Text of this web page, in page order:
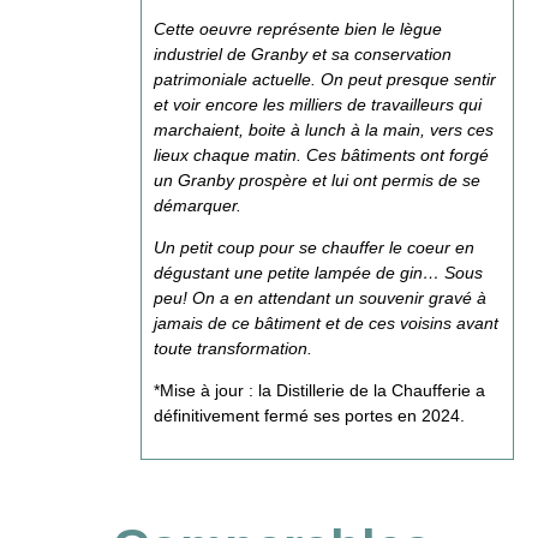
Cette oeuvre représente bien le lègue
industriel de Granby et sa conservation
patrimoniale actuelle. On peut presque sentir
et voir encore les milliers de travailleurs qui
marchaient, boite à lunch à la main, vers ces
lieux chaque matin. Ces bâtiments ont forgé
un Granby prospère et lui ont permis de se
démarquer.
Un petit coup pour se chauffer le coeur en
dégustant une petite lampée de gin… Sous
peu! On a en attendant un souvenir gravé à
jamais de ce bâtiment et de ces voisins avant
toute transformation.
*Mise à jour : la Distillerie de la Chaufferie a
définitivement fermé ses portes en 2024.